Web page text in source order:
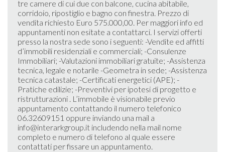
tre camere di cui due con balcone, cucina abitabile,
corridoio, ripostiglio e bagno con finestra. Prezzo di
vendita richiesto Euro 575.000,00. Per maggiori info ed
appuntamenti non esitate a contattarci. I servizi offerti
presso la nostra sede sono i seguenti: -Vendite ed affitti
d’immobili residenziali e commerciali; -Consulenze
Immobiliari; -Valutazioni immobiliari gratuite; -Assistenza
tecnica, legale e notarile -Geometra in sede; -Assistenza
tecnica catastale; -Certificati energetici (APE); -
Pratiche edilizie; -Preventivi per ipotesi di progetto e
ristrutturazioni . L’immobile è visionabile previo
appuntamento contattando il numero telefonico
06.32609151 oppure inviando una mail a
info@interarkgroup.it includendo nella mail nome
completo e numero di telefono al quale essere
contattati per fissare un appuntamento.